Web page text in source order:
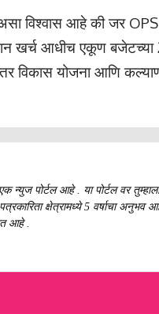
विश्वास आहे की जर
आधीच एकूण बजेटच्या
योजना आणि
न्युज पोर्टल आहे . या पोर्टल वर
क्षेत्रामध्ये 5 वर्षाचा अनुभव
आहे .